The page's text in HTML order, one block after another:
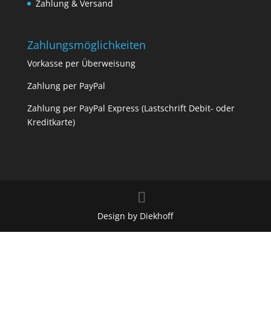
Zahlung & Versand
Zahlungsmöglichkeiten
Vorkasse per Überweisung
Zahlung per PayPal
Zahlung per PayPal Express (Lastschrift Debit- oder
Kreditkarte)
Design by Diekhoff